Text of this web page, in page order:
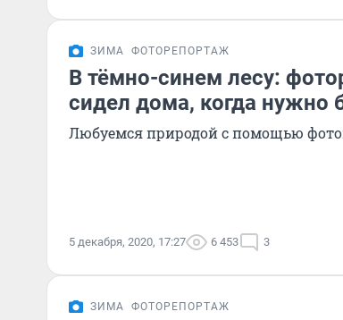
ЗИМА ФОТОРЕПОРТАЖ
В тёмно-синем лесу:
сидел дома, когда нужно
Любуемся природой с помощью
5 декабря, 2020, 17:27 6 453 3
ЗИМА ФОТОРЕПОРТАЖ